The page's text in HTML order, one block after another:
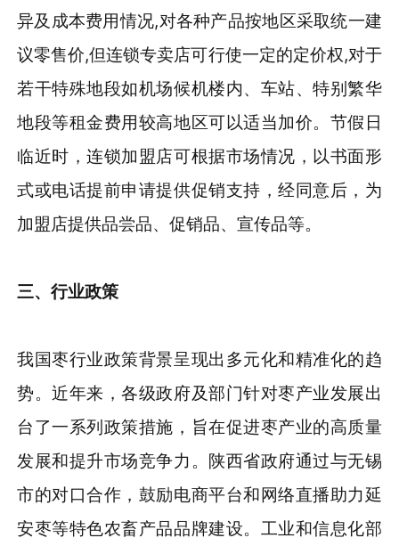
异及成本费用情况,对各种产品按地区采取统一建
议零售价,但连锁专卖店可行使一定的定价权,对于
若干特殊地段如机场候机楼内、车站、特别繁华
地段等租金费用较高地区可以适当加价。节假日
临近时，连锁加盟店可根据市场情况，以书面形
式或电话提前申请提供促销支持，经同意后，为
加盟店提供品尝品、促销品、宣传品等。
三、行业政策
我国枣行业政策背景呈现出多元化和精准化的趋
势。近年来，各级政府及部门针对枣产业发展出
台了一系列政策措施，旨在促进枣产业的高质量
发展和提升市场竞争力。陕西省政府通过与无锡
市的对口合作，鼓励电商平台和网络直播助力延
安枣等特色农畜产品品牌建设。工业和信息化部